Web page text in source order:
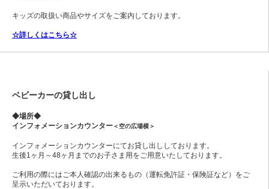
キッズの取扱い商品やサイズをご案内しております。
☆詳しくはこちら☆
ベビーカーの貸し出し
◆場所◆
インフォメーションカウンター＜空の広場横＞
インフォメーションカウンターにてお貸し出ししております。
生後1ヶ月～48ヶ月までのお子さま用をご用意いたしております。
ご利用の際にはご本人確認の出来るもの（運転免許証・保険証など）をご
呈示いただいております。